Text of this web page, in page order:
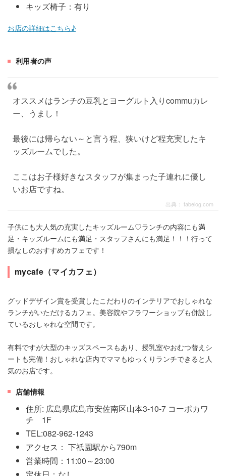
キッズ椅子：有り
お店の詳細はこちら♪
利用者の声
オススメはランチの豆乳とヨーグルト入りcommuカレ
ー、うまし！
最後には帰らない～と言う程、狭いけど程充実したキ
ッズルームでした。
ここはお子様好きなスタッフが集まった子連れに優し
いお店ですね。
出典： tabelog.com
子供にも大人気の充実したキッズルーム♡ランチの内容にも満
足・キッズルームにも満足・スタッフさんにも満足！！！行って
損なしのおすすめカフェです！
mycafe（マイカフェ）
グッドデザイン賞を受賞したこだわりのインテリアでおしゃれな
ランチがいただけるカフェ。美容院やフラワーショップも併設し
ているおしゃれな空間です。
有料ですが大型のキッズスペースもあり、授乳室やおむつ替えシ
ートも完備！おしゃれな店内でママもゆっくりランチできると人
気のお店です。
店舗情報
住所: 広島県広島市安佐南区山本3-10-7 コーポカワ
チ 1F
TEL:082-962-1243
アクセス： 下祇園駅から790m
営業時間：11:00～23:00